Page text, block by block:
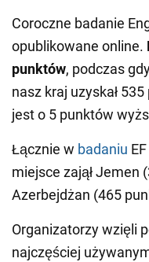
Coroczne badanie
opublikowane online.
punktów, podczas
nasz kraj uzyskał
jest o 5 punktów
Łącznie w badaniu
miejsce zajął Jemen
Azerbejdżan (465
Organizatorzy wzięli
najczęściej